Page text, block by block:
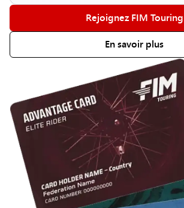
Rejoignez FIM Touring
En savoir plus